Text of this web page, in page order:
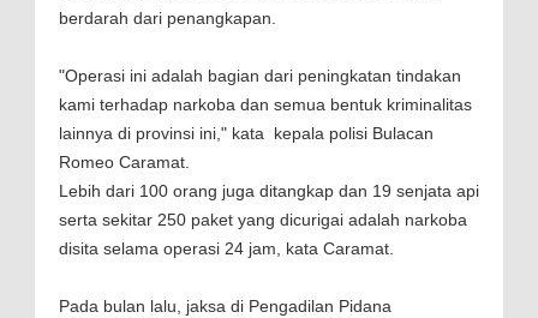
berdarah dari penangkapan.
"Operasi ini adalah bagian dari peningkatan tindakan
kami terhadap narkoba dan semua bentuk kriminalitas
lainnya di provinsi ini," kata kepala polisi Bulacan
Romeo Caramat.
Lebih dari 100 orang juga ditangkap dan 19 senjata api
serta sekitar 250 paket yang dicurigai adalah narkoba
disita selama operasi 24 jam, kata Caramat.
Pada bulan lalu, jaksa di Pengadilan Pidana